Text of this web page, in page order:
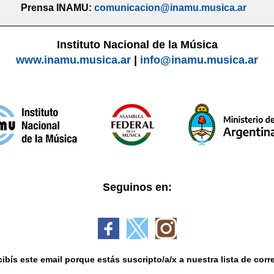
Prensa INAMU: comunicacion@inamu.musica.ar
Instituto Nacional de la Música
www.inamu.musica.ar
info@inamu.musica.ar
Seguinos en:
este email porque estás suscripto/a/x a nuestra lista de